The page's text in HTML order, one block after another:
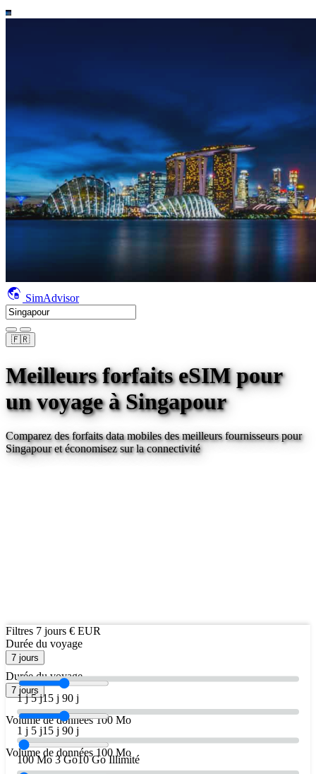
SimAdvisor
🇫🇷
Meilleurs forfaits eSIM pour
un voyageà Singapour
Comparez des forfaits data mobiles des meilleurs fournisseurs pour
Singapouret économisez sur la connectivité
Filtres 7 jours € EUR
Durée du voyage
7 jours
1 j 5 j15 j 90 j
Volume de données 100 Mo
100 Mo 3 Go10 Go Illimité
Durée du voyage
7 jours
1 j 5 j15 j 90 j
Volume de données 100 Mo